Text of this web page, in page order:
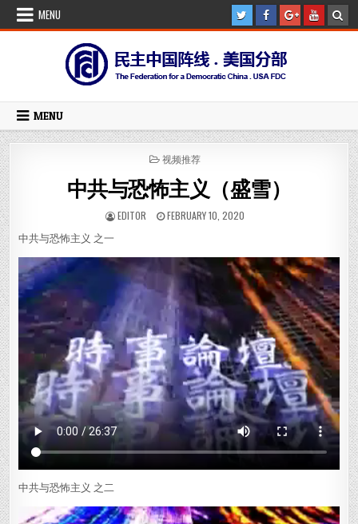
Skip
MENU
MENU
POSTED
视频推荐
中共与恐怖主义（盛雪）
AUTHOR:
EDITOR
PUBLISHED
FEBRUARY 10, 2020
中共与恐怖主义 之一
中共与恐怖主义 之二